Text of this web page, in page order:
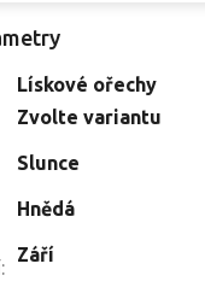
Lískové ořechy
Zvolte variantu
Slunce
Hnědá
:
Září